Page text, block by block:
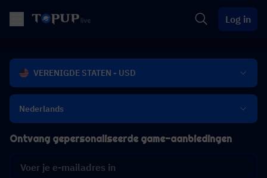
Log in
VERENIGDE STATEN - USD
Nederlands
Ontvang gepersonaliseerde game-aanbiedingen